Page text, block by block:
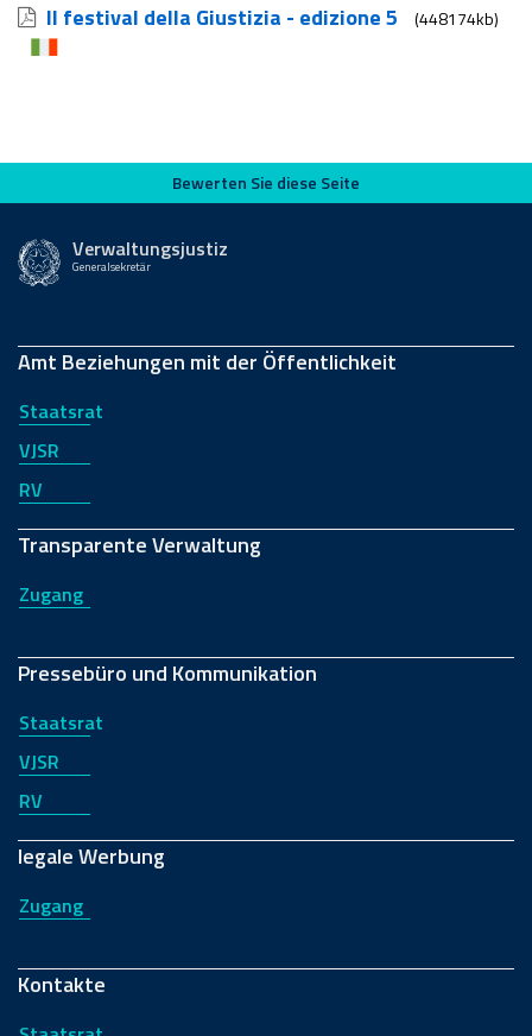
Il festival della Giustizia - edizione 5 (448174kb)
Bewerten Sie diese Seite
Bewerten Sie diese Seite
Verwaltungsjustiz
Generalsekretär
Amt Beziehungen mit der Öffentlichkeit
Staatsrat
VJSR
RV
Transparente Verwaltung
Zugang
Pressebüro und Kommunikation
Staatsrat
VJSR
RV
legale Werbung
Zugang
Kontakte